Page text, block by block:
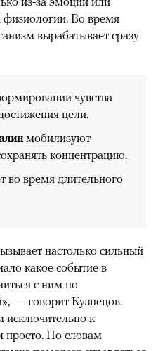
физиологии. Во время
вырабатывает сразу
чувства
цели.
мобилизуют
концентрацию.
во время длительного
настолько сильный
какое событие в
с ним по
— говорит Кузнецов.
исключительно к
По словам